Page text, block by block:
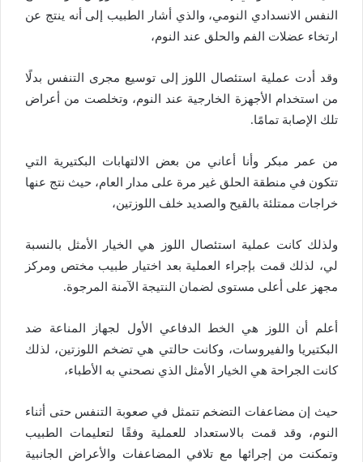
النفس الانسدادي النومي، والذي أشار الطبيب إلى أنه ينتج عن
ارتخاء عضلات الفم والحلق عند النوم،
وقد أدت عملية استئصال اللوز إلى توسيع مجرى التنفس بدلًا
من استخدام الأجهزة الخارجية عند النوم، وتخلصت من أعراض
تلك الإصابة تمامًا.
من عمر مبكر وأنا أعاني من بعض الالتهابات البكتيرية التي
تتكون في منطقة الحلق غير مرة على مدار العام، حيث نتج عنها
خراجات ممتلئة بالقيح والصديد خلف اللوزتين،
ولذلك كانت عملية استئصال اللوز هي الخيار الأمثل بالنسبة
لي، لذلك قمت بإجراء العملية بعد اختيار طبيب مختص ومركز
مجهز على أعلى مستوى لضمان النتيجة الآمنة المرجوة.
أعلم أن اللوز هي الخط الدفاعي الأول لجهاز المناعة ضد
البكتيريا والفيروسات، وكانت حالتي هي تضخم اللوزتين، لذلك
كانت الجراحة هي الخيار الأمثل الذي نصحني به الأطباء،
حيث إن مضاعفات التضخم تتمثل في صعوبة التنفس حتى أثناء
النوم، وقد قمت بالاستعداد للعملية وفقًا لتعليمات الطبيب
وتمكنت من إجرائها مع تلافي المضاعفات والأعراض الجانبية